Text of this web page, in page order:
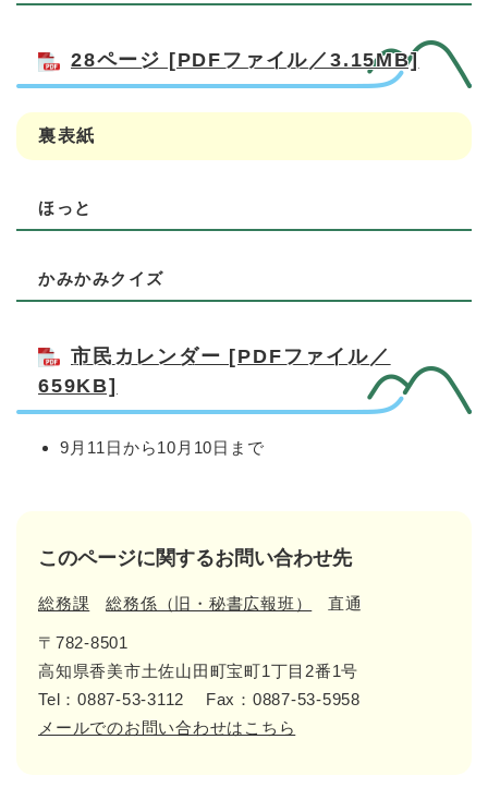
28ページ [PDFファイル／3.15MB]
裏表紙
ほっと
かみかみクイズ
市民カレンダー [PDFファイル／
659KB]
9月11日から10月10日まで
このページに関するお問い合わせ先
総務課 総務係（旧・秘書広報班） 直通
〒782-8501
高知県香美市土佐山田町宝町1丁目2番1号
Tel：0887-53-3112
Fax：0887-53-5958
メールでのお問い合わせはこちら